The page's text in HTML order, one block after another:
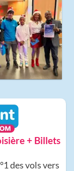
+ Billets
des vols vers